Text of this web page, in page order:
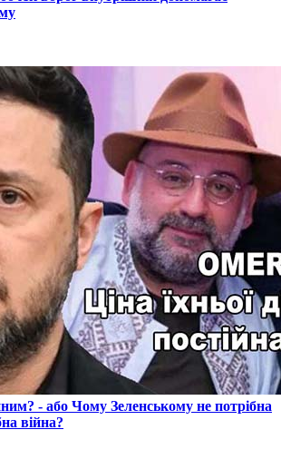
- або Чому Зеленському не потрібна
війна?